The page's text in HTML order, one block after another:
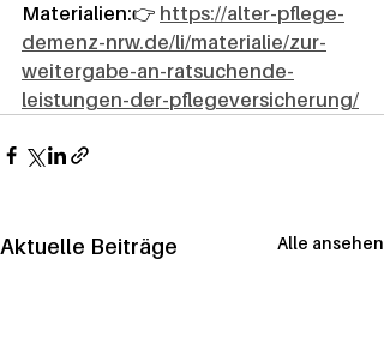
Materialien:👉 https://alter-pflege-
demenz-nrw.de/li/materialie/zur-
weitergabe-an-ratsuchende-
leistungen-der-pflegeversicherung/
Aktuelle Beiträge Alle ansehen